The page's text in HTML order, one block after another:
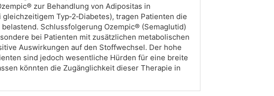
zur Behandlung von Adipositas in
Typ‑2‑Diabetes), tragen Patienten die
Schlussfolgerung Ozempic® (Semaglutid)
bei Patienten mit zusätzlichen metabolischen
Auswirkungen auf den Stoffwechsel. Der hohe
sind jedoch wesentliche Hürden für eine breite
könnten die Zugänglichkeit dieser Therapie in